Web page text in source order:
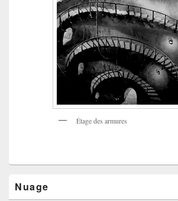
Étage des armures
Nuage